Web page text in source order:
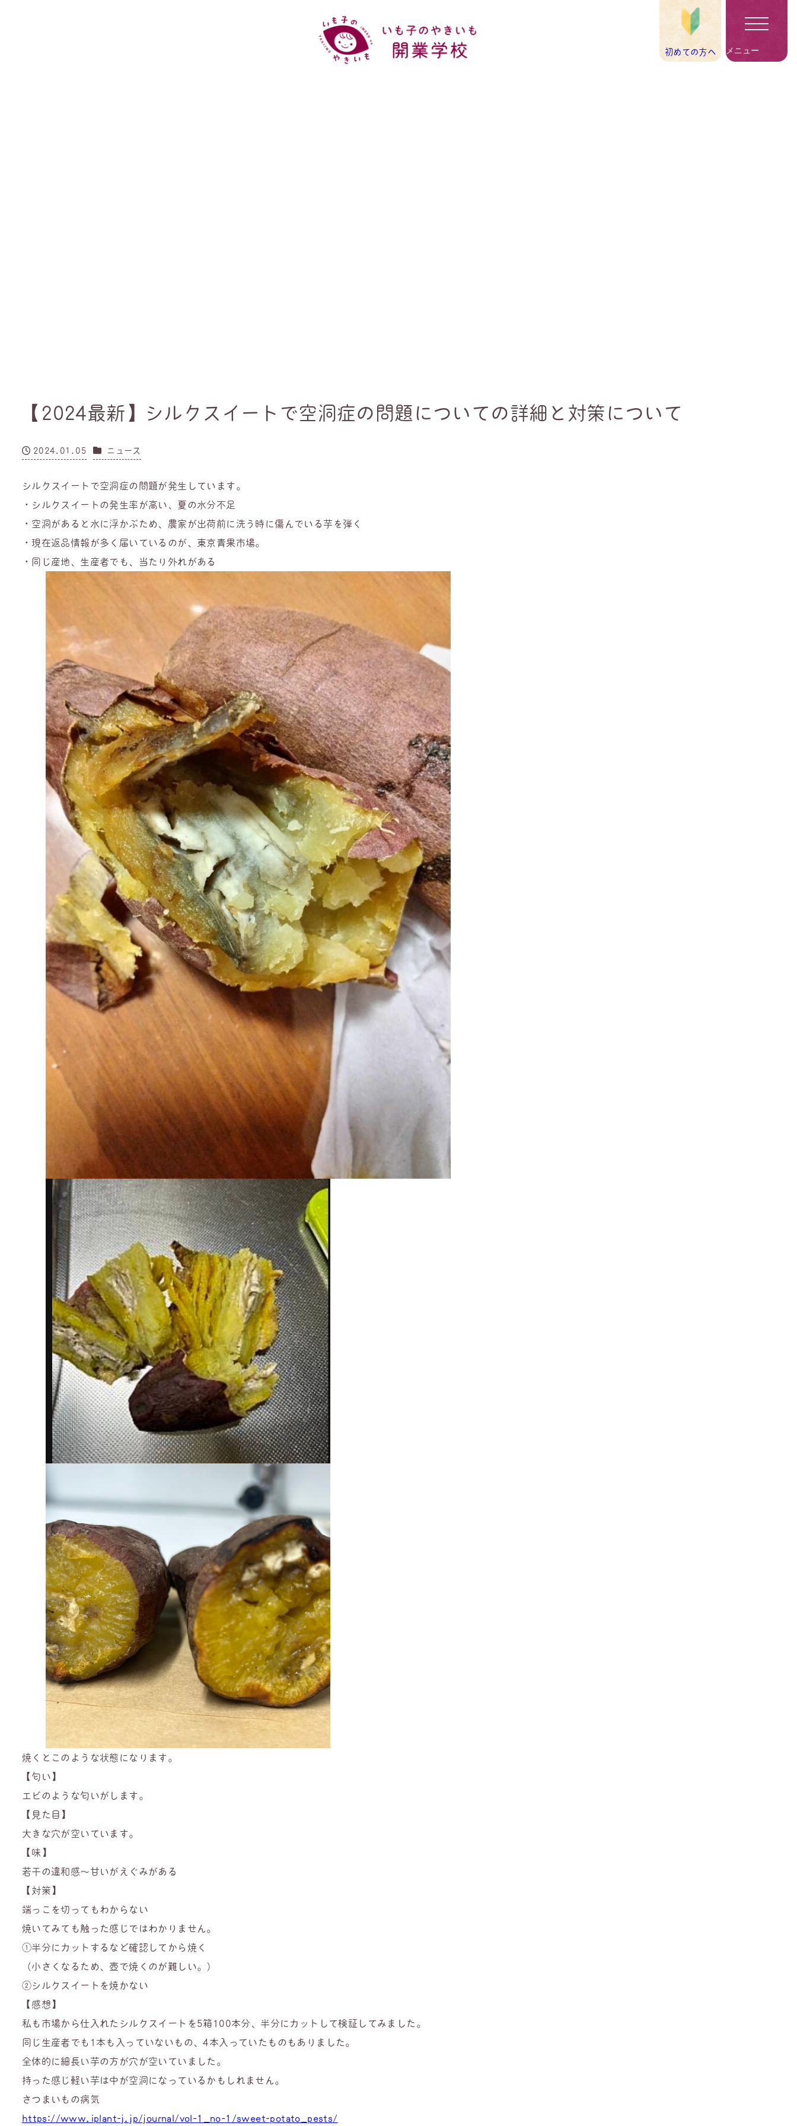
初めての方へ
【2024最新】シルクスイートで空洞症の問題についての詳細と対策について
投稿日
2024.01.05 カテゴリー
ニュース
シルクスイートで空洞症の問題が発生しています。
・シルクスイートの発生率が高い、夏の水分不足
・空洞があると水に浮かぶため、農家が出荷前に洗う時に傷んでいる芋を弾く
・現在返品情報が多く届いているのが、東京青果市場。
・同じ産地、生産者でも、当たり外れがある
焼くとこのような状態になります。
【匂い】
エビのような匂いがします。
【見た目】
大きな穴が空いています。
【味】
若干の違和感〜甘いがえぐみがある
【対策】
端っこを切ってもわからない
焼いてみても触った感じではわかりません。
①半分にカットするなど確認してから焼く
（小さくなるため、壺で焼くのが難しい。）
②シルクスイートを焼かない
【感想】
私も市場から仕入れたシルクスイートを5箱100本分、半分にカットして検証してみました。
同じ生産者でも1本も入っていないもの、4本入っていたものもありました。
全体的に細長い芋の方が穴が空いていました。
持った感じ軽い芋は中が空洞になっているかもしれません。
さつまいもの病気
https://www.iplant-j.jp/journal/vol-1_no-1/sweet-potato_pests/